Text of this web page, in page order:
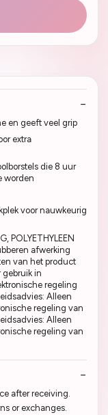
en geeft veel grip
extra
die 8 uur
worden
voor nauwkeurig
POLYETHYLEEN
afwerking
van het product
gebruik in
regeling
Alleen
regeling van
Alleen
regeling van
after receiving.
or exchanges.